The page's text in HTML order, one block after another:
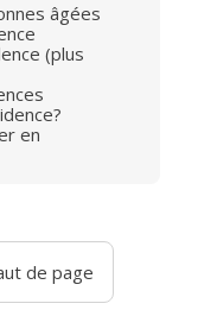
âgées
(plus
en
de page